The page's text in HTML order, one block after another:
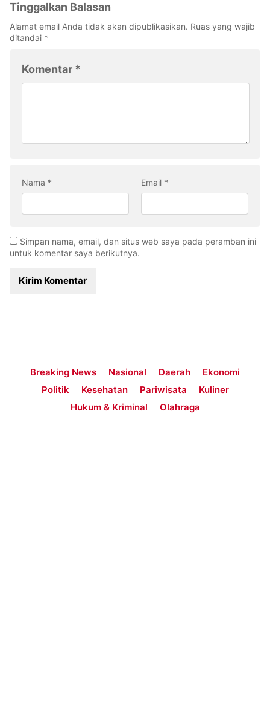
Tinggalkan Balasan
Alamat email Anda tidak akan dipublikasikan. Ruas yang wajib
ditandai *
Komentar *
Nama * Email *
Simpan nama, email, dan situs web saya pada peramban ini
untuk komentar saya berikutnya.
Breaking News Nasional Daerah
Ekonomi
Politik
Kesehatan Pariwisata
Kuliner
Hukum & Kriminal
Olahraga